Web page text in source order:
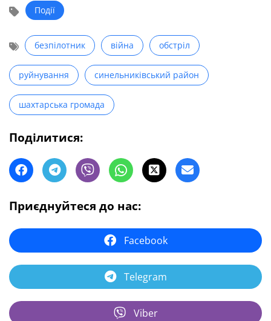
Події
безпілотник війна обстріл
руйнування синельниківський район
шахтарська громада
Поділитися:
Приєднуйтеся до нас:
Facebook
Telegram
Viber